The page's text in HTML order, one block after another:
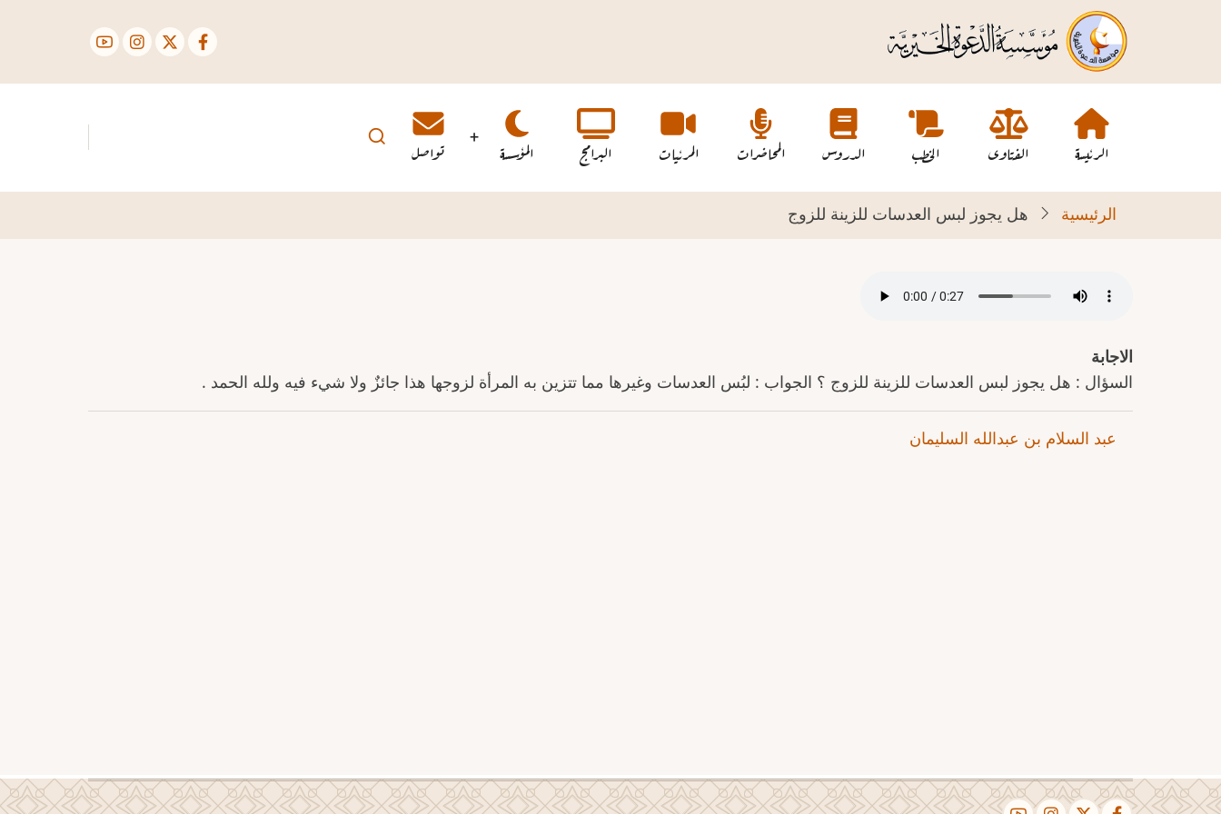
الرئيسي
Main
navigation
الرئيسة الفتاوى الخطب الدروس المحاضرات المرئيات البرامج المؤسسة تواصل
الرئيسية هل يجوز لبس العدسات للزينة للزوج
الاجابة
السؤال : هل يجوز لبس العدسات للزينة للزوج ؟ الجواب : لبُس العدسات وغيرها مما تتزين به المرأة لزوجها هذا جائزٌ ولا شيء فيه ولله الحمد .
عبد السلام بن عبدالله السليمان